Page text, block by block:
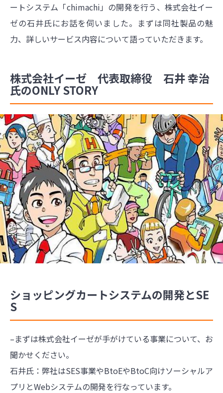
ートシステム「chimachi」の開発を行う、株式会社イー
ゼの石井氏にお話を伺いました。まずは同社製品の魅
力、詳しいサービス内容について語っていただきます。
株式会社イーゼ 代表取締役 石井 幸治
氏のONLY STORY
ショッピングカートシステムの開発とSE
S
–まずは株式会社イーゼが手がけている事業について、お
聞かせください。
石井氏：弊社はSES事業やBtoEやBtoC向けソーシャルア
プリとWebシステムの開発を行なっています。